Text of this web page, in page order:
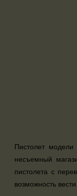
Пистолет
несъемный
пистолета с
возможность